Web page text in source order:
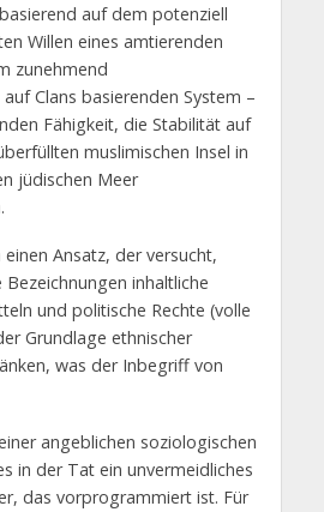
auf dem potenziell
Willen eines amtierenden
zunehmend
Clans basierenden System –
Fähigkeit, die Stabilität auf
muslimischen Insel in
jüdischen Meer
Ansatz, der versucht,
inhaltliche
und politische Rechte (volle
Grundlage ethnischer
was der Inbegriff von
angeblichen soziologischen
in der Tat ein unvermeidliches
das vorprogrammiert ist. Für